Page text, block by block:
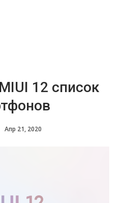
12 список
Апр 21, 2020